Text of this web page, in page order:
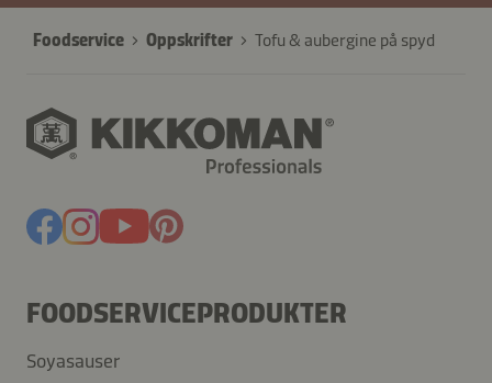
Foodservice Oppskrifter Tofu & aubergine på spyd
FOODSERVICEPRODUKTER
Soyasauser